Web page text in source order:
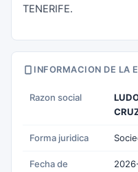
TENERIFE.
INFORMACION DE LA
Razon social
Forma juridica
Fecha de